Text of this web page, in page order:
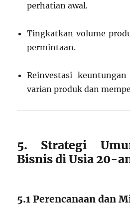
perhatian awal.
Tingkatkan volume
permintaan.
Reinvestasi
varian produk dan
5. Strategi
Bisnis di Usia 20-
5.1 Perencanaan dan